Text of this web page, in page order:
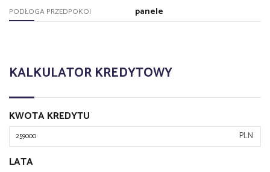
PODŁOGA PRZEDPOKOI panele
KALKULATOR KREDYTOWY
KWOTA KREDYTU
PLN
LATA